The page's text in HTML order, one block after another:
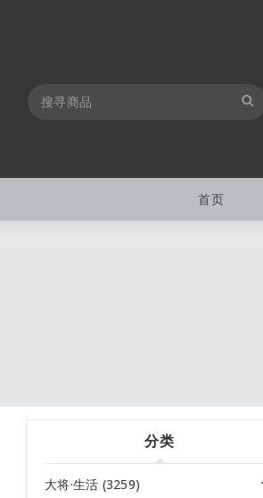
首页
分类
大将·生活 (3259)